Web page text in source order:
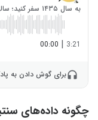
به سال ۱۴۳۵ سفر کنید؛ سالی که استخراج بیت‌کوین به پایان می‌رسد!
3:21
|
00:00
برای گوش دادن به
چگونه داده‌های